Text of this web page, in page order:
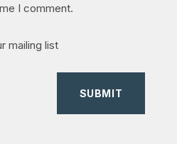
I comment.
mailing list
SUBMIT